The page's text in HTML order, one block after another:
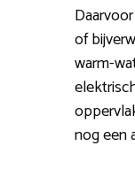
of
warm-
nog een